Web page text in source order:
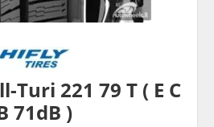
Turi 221 79 T ( E C
71dB )